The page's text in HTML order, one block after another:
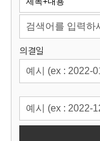
회
의결일